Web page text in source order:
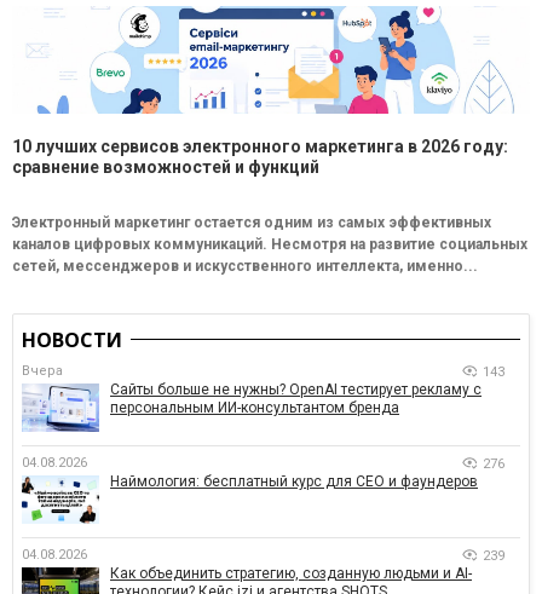
10 лучших сервисов электронного маркетинга в 2026 году:
сравнение возможностей и функций
Электронный маркетинг остается одним из самых эффективных
каналов цифровых коммуникаций. Несмотря на развитие социальных
сетей, мессенджеров и искусственного интеллекта, именно...
НОВОСТИ
Вчера 143
Сайты больше не нужны? OpenAI тестирует рекламу с
персональным ИИ-консультантом бренда
04.08.2026 276
Наймология: бесплатный курс для CEO и фаундеров
04.08.2026 239
Как объединить стратегию, созданную людьми и AI-